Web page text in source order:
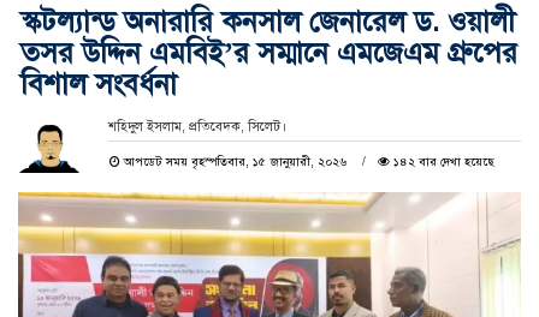
স্কটল্যান্ড অনারারি কনসাল জেনারেল ড. ওয়ালী
তসর উদ্দিন এমবিই’র সম্মানে এমজেএম গ্রুপের
বিশাল সংবর্ধনা
শ‌হিদুল ইসলাম, প্রতি‌বেদক, সি‌লেট।
আপডেট সময় বৃহস্পতিবার, ১৫ জানুয়ারী, ২০২৬ ১৪২ বার দেখা হয়েছে